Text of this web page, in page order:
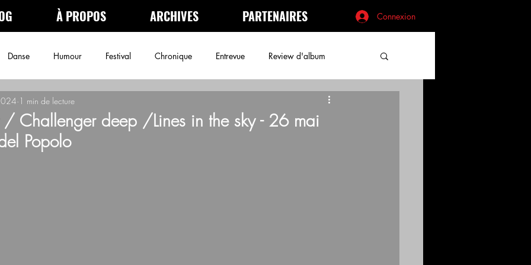
À PROPOS ARCHIVES PARTENAIRES Connexion
Danse Humour Festival Chronique Entrevue Review d'album
Podcast
Challenger deep /Lines in the sky - 26 mai
Popolo
1 min de lecture